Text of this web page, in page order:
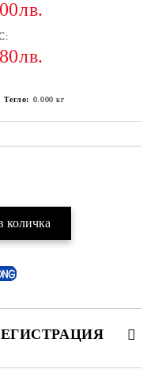
Тегло: 0.000 кг